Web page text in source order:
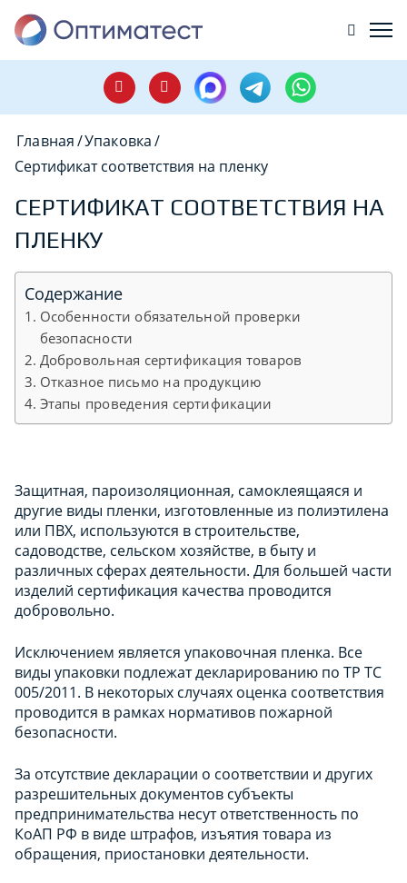
Главная/Упаковка/
Сертификат соответствия на пленку
СЕРТИФИКАТ СООТВЕТСТВИЯ НА
ПЛЕНКУ
Содержание
Особенности обязательной проверки
безопасности
Добровольная сертификация товаров
Отказное письмо на продукцию
Этапы проведения сертификации
Защитная, пароизоляционная, самоклеящаяся и
другие виды пленки, изготовленные из полиэтилена
или ПВХ, используются в строительстве,
садоводстве, сельском хозяйстве, в быту и
различных сферах деятельности. Для большей части
изделий сертификация качества проводится
добровольно.
Исключением является упаковочная пленка. Все
виды упаковки подлежат декларированию по ТР ТС
005/2011. В некоторых случаях оценка соответствия
проводится в рамках нормативов пожарной
безопасности.
За отсутствие декларации о соответствии и других
разрешительных документов субъекты
предпринимательства несут ответственность по
КоАП РФ в виде штрафов, изъятия товара из
обращения, приостановки деятельности.